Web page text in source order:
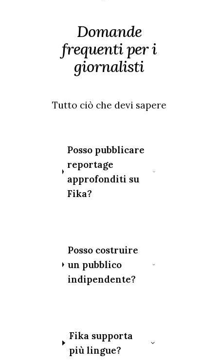
Domande
frequenti per i
giornalisti
Tutto ciò che devi sapere
Posso pubblicare
reportage
approfonditi su
Fika?
Posso costruire
un pubblico
indipendente?
Fika supporta
più lingue?